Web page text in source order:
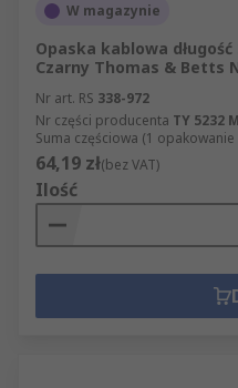
W magazynie
Opaska kablowa
Czarny Thomas & Betts
Nr art. RS 338-972
Nr części producenta TY 5232
Suma częściowa (1
64,19 zł(bez VAT)
Ilość